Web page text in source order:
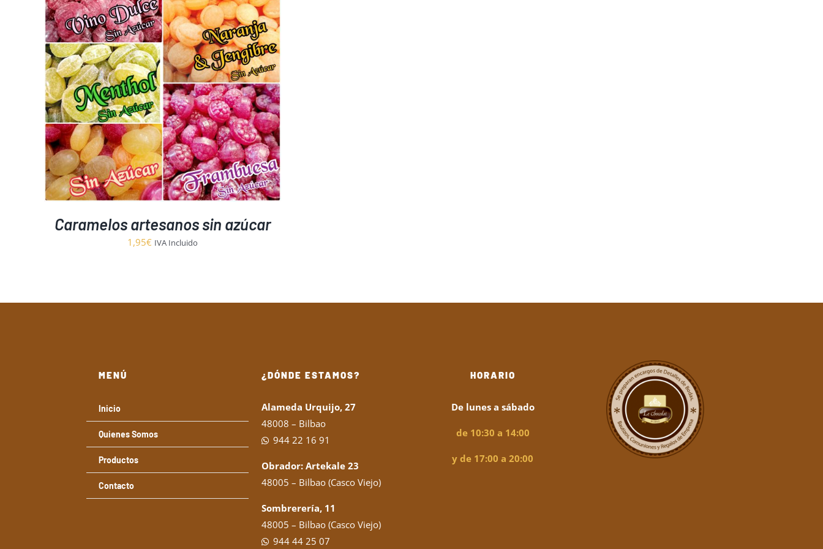
Caramelos artesanos sin azúcar
1,95€ IVA Incluido
MENÚ
Inicio
Quienes Somos
Productos
Contacto
¿DÓNDE ESTAMOS?
Alameda Urquijo, 27
48008 – Bilbao
944 22 16 91
Obrador: Artekale 23
48005 – Bilbao (Casco Viejo)
Sombrerería, 11
48005 – Bilbao (Casco Viejo)
944 44 25 07
HORARIO
De lunes a sábado
de 10:30 a 14:00
y de 17:00 a 20:00